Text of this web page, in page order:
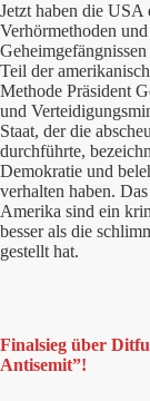
Jetzt haben die USA
Verhörmethoden
Teil der
Methode Präsident
und
Staat, der die
durchführte,
Demokratie und
verhalten haben.
Amerika sind ein
besser als die
gestellt hat.
Finalsieg über
Antisemit”!